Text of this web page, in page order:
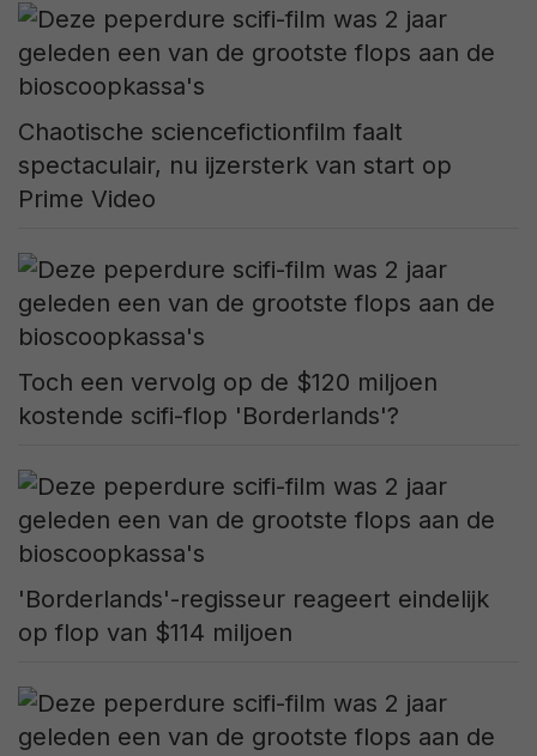
Chaotische sciencefictionfilm faalt
spectaculair, nu ijzersterk van start op
Prime Video
Toch een vervolg op de $120 miljoen
kostende scifi-flop 'Borderlands'?
'Borderlands'-regisseur reageert eindelijk
op flop van $114 miljoen